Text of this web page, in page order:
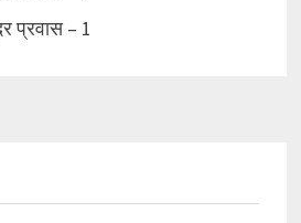
प्रवास – 1